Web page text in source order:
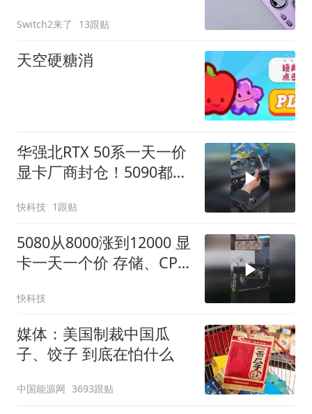
Switch2来了 13跟贴
天空硬糖消
华强北RTX 50系一天一价
显卡厂商封仓！5090都涨
才降
快科技 1跟贴
5080从8000涨到12000 显
卡一天一个价 存储、CPU
快科技
媒体：美国制裁中国瓜
子、饺子 到底在怕什么
中国能源网 3693跟贴